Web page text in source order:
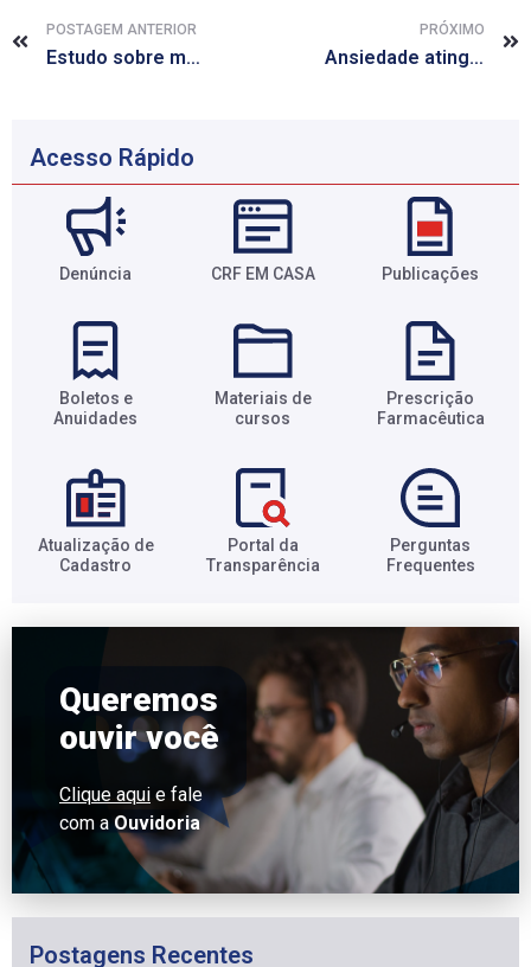
POSTAGEM ANTERIOR
Estudo sobre melhorias na saúde vai monitorar grupo por 25 anos
PRÓXIMO
Ansiedade atinge um em cada três brasileiros endividados, diz pesquisa
Acesso Rápido
Denúncia CRF EM CASA Publicações
Boletos e
Anuidades​
Materiais de
cursos​
Prescrição
Farmacêutica​
Atualização de
Cadastro​
Portal da
Transparência​
Perguntas
Frequentes​
Queremos
ouvir você
Clique aqui e fale
com a Ouvidoria
Postagens Recentes